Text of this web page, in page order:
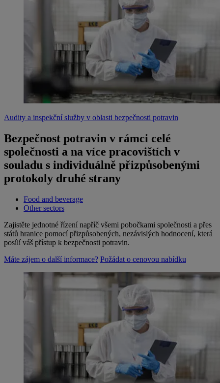
Audity a inspekční služby v oblasti bezpečnosti potravin
Bezpečnost potravin v rámci celé
společnosti a na více pracovištích v
souladu s individuálně přizpůsobenými
protokoly druhé strany
Food and beverage
Other sectors
Zajistěte jednotné řízení napříč všemi pobočkami společnosti a přes
států hranice pomocí přizpůsobených, nezávislých hodnocení, která
posílí váš přístup k bezpečnosti potravin.
Máte zájem o další informace? Požádat o cenovou nabídku